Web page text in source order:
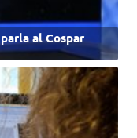
al Cospar